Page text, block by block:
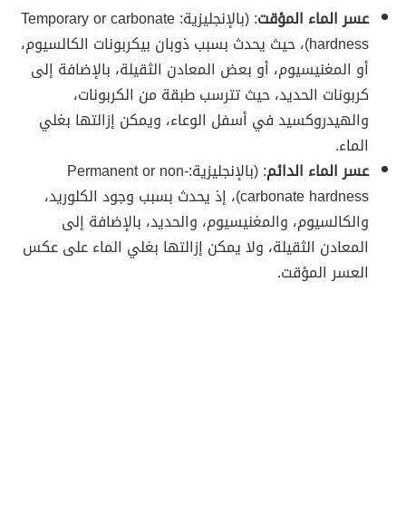
عسر الماء المؤقت
: (بالإنجليزية: Temporary or carbonate
hardness)، حيث يحدث بسبب ذوبان بيكربونات الكالسيوم،
أو المغنيسيوم، أو بعض المعادن الثقيلة، بالإضافة إلى
كربونات الحديد، حيث تترسب طبقة من الكربونات،
والهيدروكسيد في أسفل الوعاء، ويمكن إزالتها بغلي
الماء.
عسر الماء الدائم
: (بالإنجليزية:Permanent or non-
carbonate hardness)، إذ يحدث بسبب وجود الكلوريد،
والكالسيوم، والمغنيسيوم، والحديد، بالإضافة إلى
المعادن الثقيلة، ولا يمكن إزالتها بغلي الماء على عكس
العسر المؤقت.